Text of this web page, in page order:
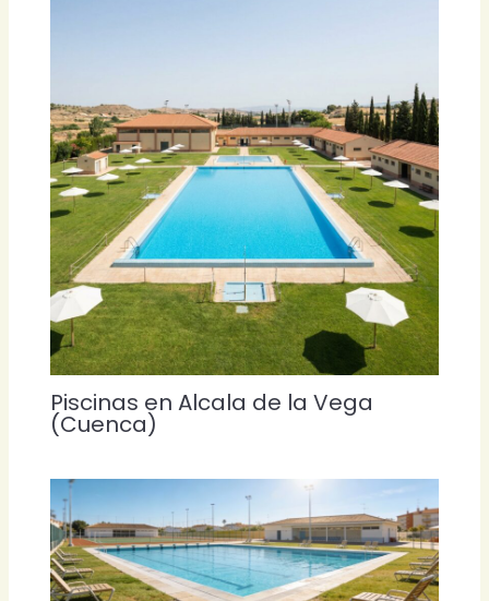
Piscinas en Alcala de la Vega
(Cuenca)